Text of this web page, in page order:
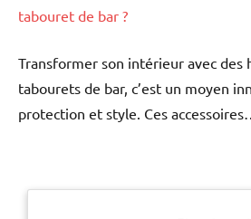
tabouret de bar ?
Transformer son intérieur avec des
tabourets de bar, c’est un moyen
protection et style. Ces accessoires…